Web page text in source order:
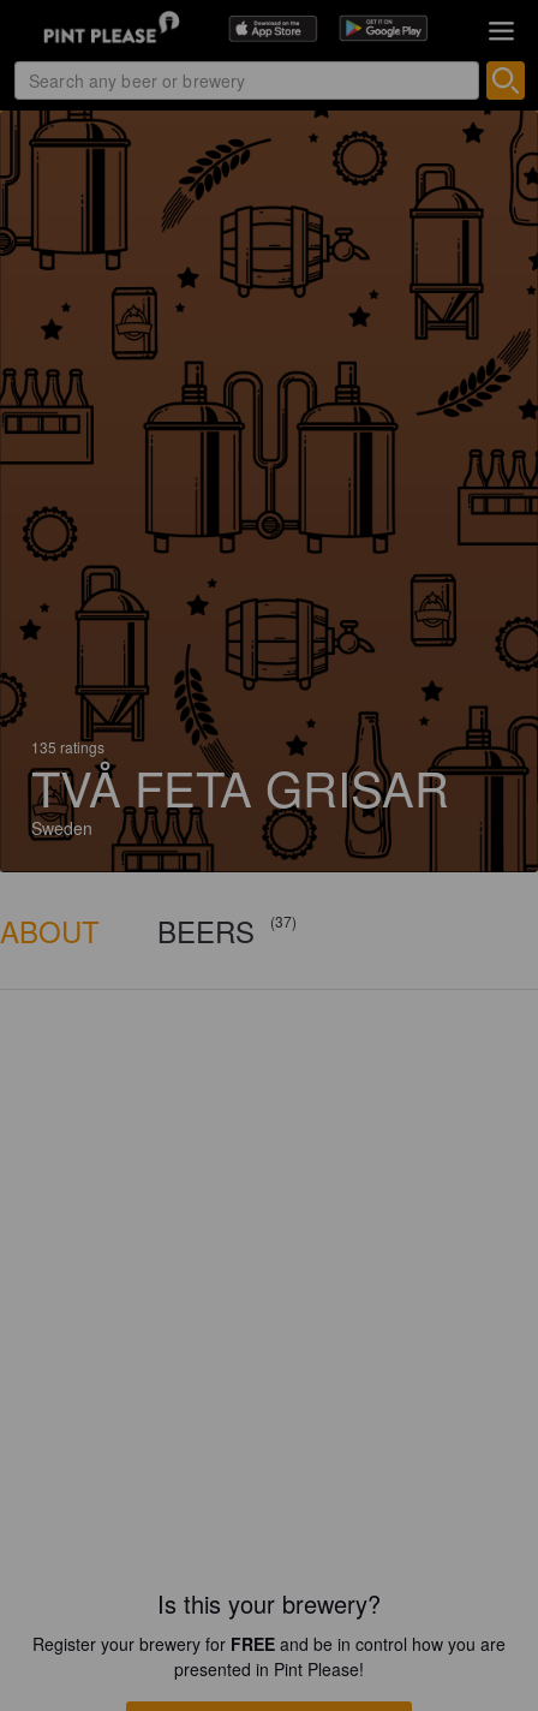
135 ratings
TVÅ FETA GRISAR
Sweden
ABOUT BEERS (37)
Is this your brewery?
Register your brewery for FREE and be in control how you are
presented in Pint Please!